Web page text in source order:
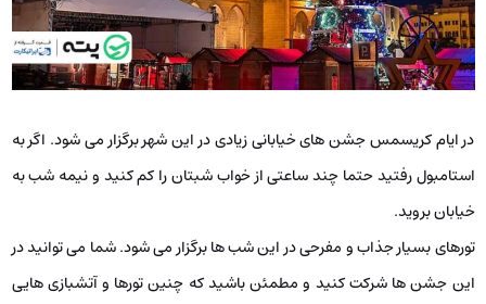
در ایام کریسمس جشن­ های خیابانی زیادی در این شهر برگزار می­ شود. اگر به
استامبول رفتید حتما چند ساعتی از خواب شبتان را کم کنید و نیمه­ شب به
خیابان بروید.
تورهای بسیار جذاب و مفرحی در این شب­ ها برگزار می­ شود. شما می ­توانید در
این جشن­ ها شرکت کنید و مطمئن باشید که چنین تورها و آتش­بازی­ هایی